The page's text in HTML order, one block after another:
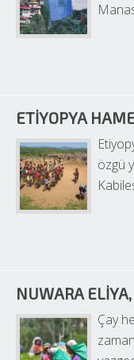
ETIYOPYA
özgü
NUWARA
Çay